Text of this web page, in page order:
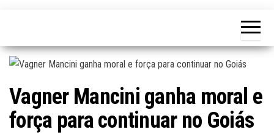
Vagner Mancini ganha moral e
força para continuar no Goiás